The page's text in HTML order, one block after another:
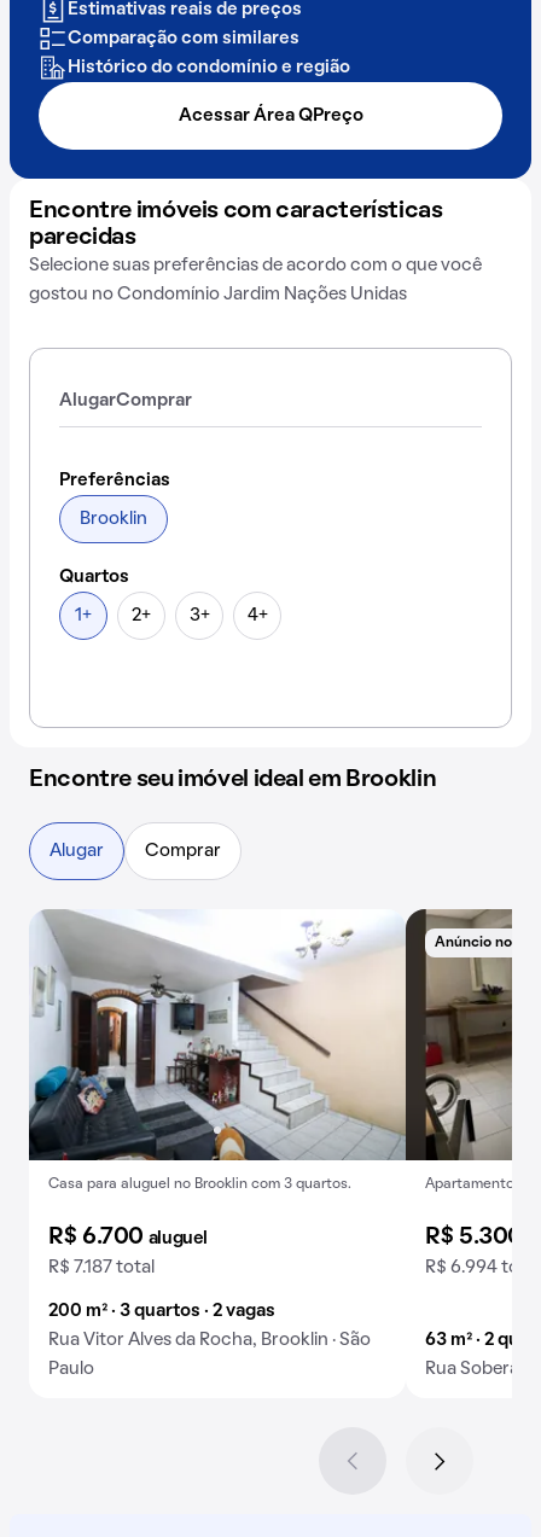
Estimativas reais de preços
Comparação com similares
Histórico do condomínio e região
Acessar Área QPreço
Encontre imóveis com características
parecidas
Selecione suas preferências de acordo com o que você
gostou no Condomínio Jardim Nações Unidas
AlugarComprar
Preferências
Brooklin
Quartos
1+ 2+ 3+ 4+
Encontre seu imóvel ideal em Brooklin
Casa para aluguel no Brooklin com 3 quartos.
R$ 6.700 aluguel
R$ 7.187 total
200 m² · 3 quartos · 2 vagas
Rua Vitor Alves da Rocha, Brooklin · São
Paulo
Anúncio novo
Apartamento
R$ 5.300
R$ 6.994 total
63 m² · 2
Rua
Alugar Comprar